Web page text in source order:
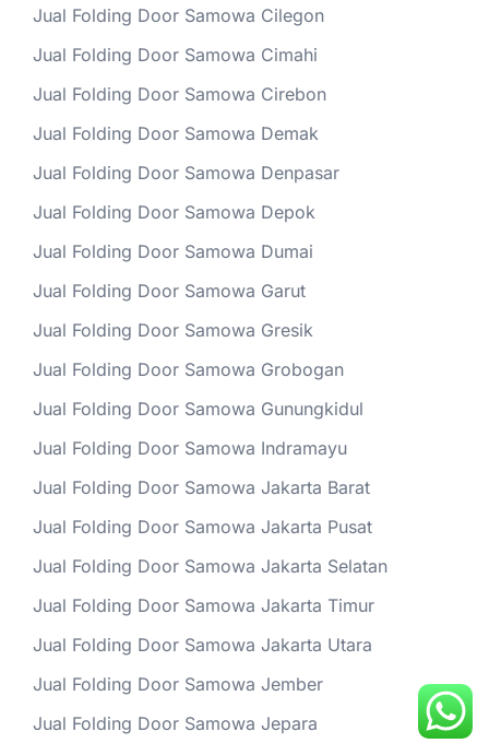
Jual Folding Door Samowa Cilegon
Jual Folding Door Samowa Cimahi
Jual Folding Door Samowa Cirebon
Jual Folding Door Samowa Demak
Jual Folding Door Samowa Denpasar
Jual Folding Door Samowa Depok
Jual Folding Door Samowa Dumai
Jual Folding Door Samowa Garut
Jual Folding Door Samowa Gresik
Jual Folding Door Samowa Grobogan
Jual Folding Door Samowa Gunungkidul
Jual Folding Door Samowa Indramayu
Jual Folding Door Samowa Jakarta Barat
Jual Folding Door Samowa Jakarta Pusat
Jual Folding Door Samowa Jakarta Selatan
Jual Folding Door Samowa Jakarta Timur
Jual Folding Door Samowa Jakarta Utara
Jual Folding Door Samowa Jember
Jual Folding Door Samowa Jepara